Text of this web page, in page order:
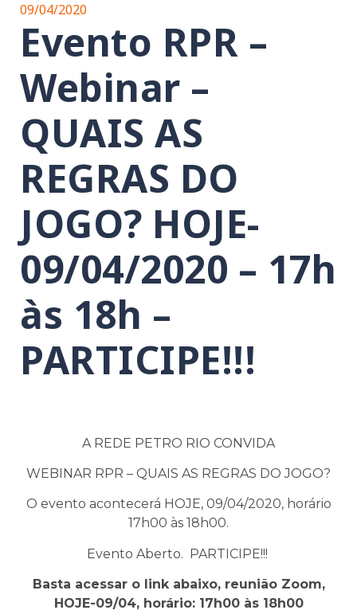
09/04/2020
Evento RPR –
Webinar –
QUAIS AS
REGRAS DO
JOGO? HOJE-
09/04/2020 – 17h
às 18h –
PARTICIPE!!!
A REDE PETRO RIO CONVIDA
WEBINAR RPR – QUAIS AS REGRAS DO JOGO?
O evento acontecerá HOJE, 09/04/2020, horário
17h00 às 18h00.
Evento Aberto. PARTICIPE!!!
Basta acessar o link abaixo, reunião Zoom,
HOJE-09/04, horário: 17h00 às 18h00